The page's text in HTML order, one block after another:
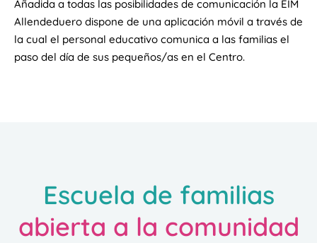
Añadida a todas las posibilidades de comunicación la EIM
Allendeduero dispone de una aplicación móvil a través de
la cual el personal educativo comunica a las familias el
paso del día de sus pequeños/as en el Centro.
Escuela de familias
abierta a la comunidad